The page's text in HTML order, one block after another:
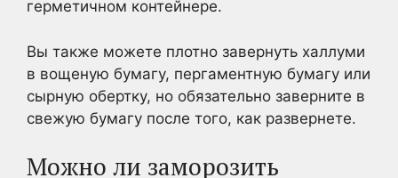
герметичном контейнере.
Вы также можете плотно завернуть халлуми
в вощеную бумагу, пергаментную бумагу или
сырную обертку, но обязательно заверните в
свежую бумагу после того, как развернете.
Можно ли заморозить